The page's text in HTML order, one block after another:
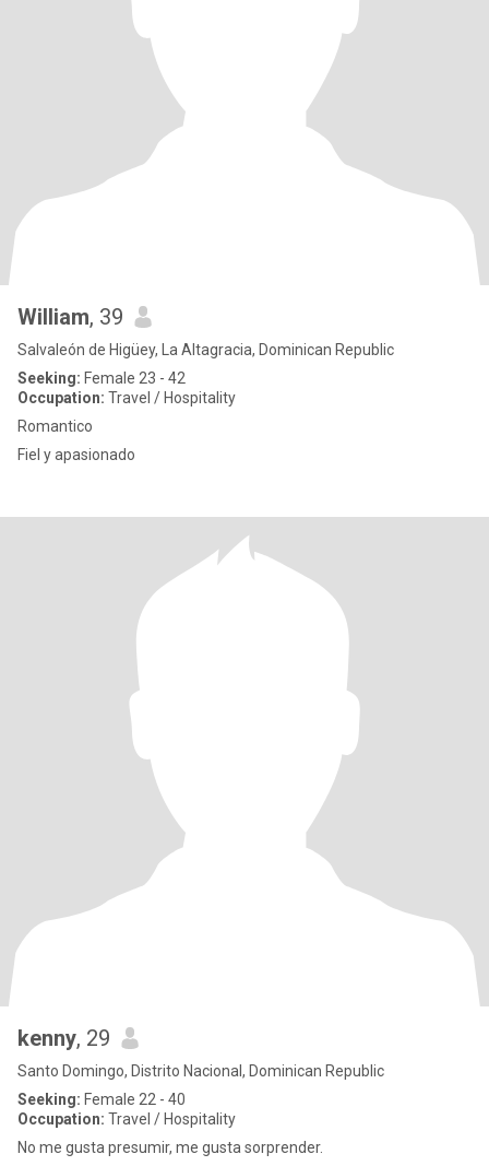
William, 39
Salvaleón de Higüey, La Altagracia, Dominican Republic
Seeking: Female 23 - 42
Occupation: Travel / Hospitality
Romantico
Fiel y apasionado
kenny, 29
Santo Domingo, Distrito Nacional, Dominican Republic
Seeking: Female 22 - 40
Occupation: Travel / Hospitality
No me gusta presumir, me gusta sorprender.